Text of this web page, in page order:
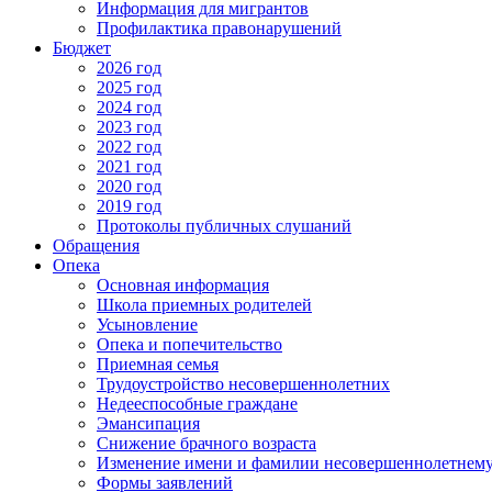
Информация для мигрантов
Профилактика правонарушений
Бюджет
2026 год
2025 год
2024 год
2023 год
2022 год
2021 год
2020 год
2019 год
Протоколы публичных слушаний
Обращения
Опека
Основная информация
Школа приемных родителей
Усыновление
Опека и попечительство
Приемная семья
Трудоустройство несовершеннолетних
Недееспособные граждане
Эмансипация
Снижение брачного возраста
Изменение имени и фамилии
Формы заявлений